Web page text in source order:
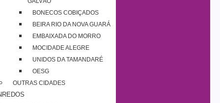
BONECOS COBIÇADOS
BEIRA RIO DA NOVA GUARÁ
EMBAIXADA DO MORRO
MOCIDADE ALEGRE
UNIDOS DA TAMANDARÉ
OESG
OUTRAS CIDADES